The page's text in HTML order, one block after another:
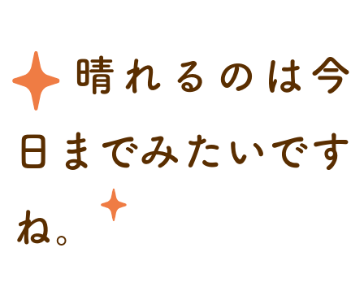
晴れるのは今
日までみたいです
ね。